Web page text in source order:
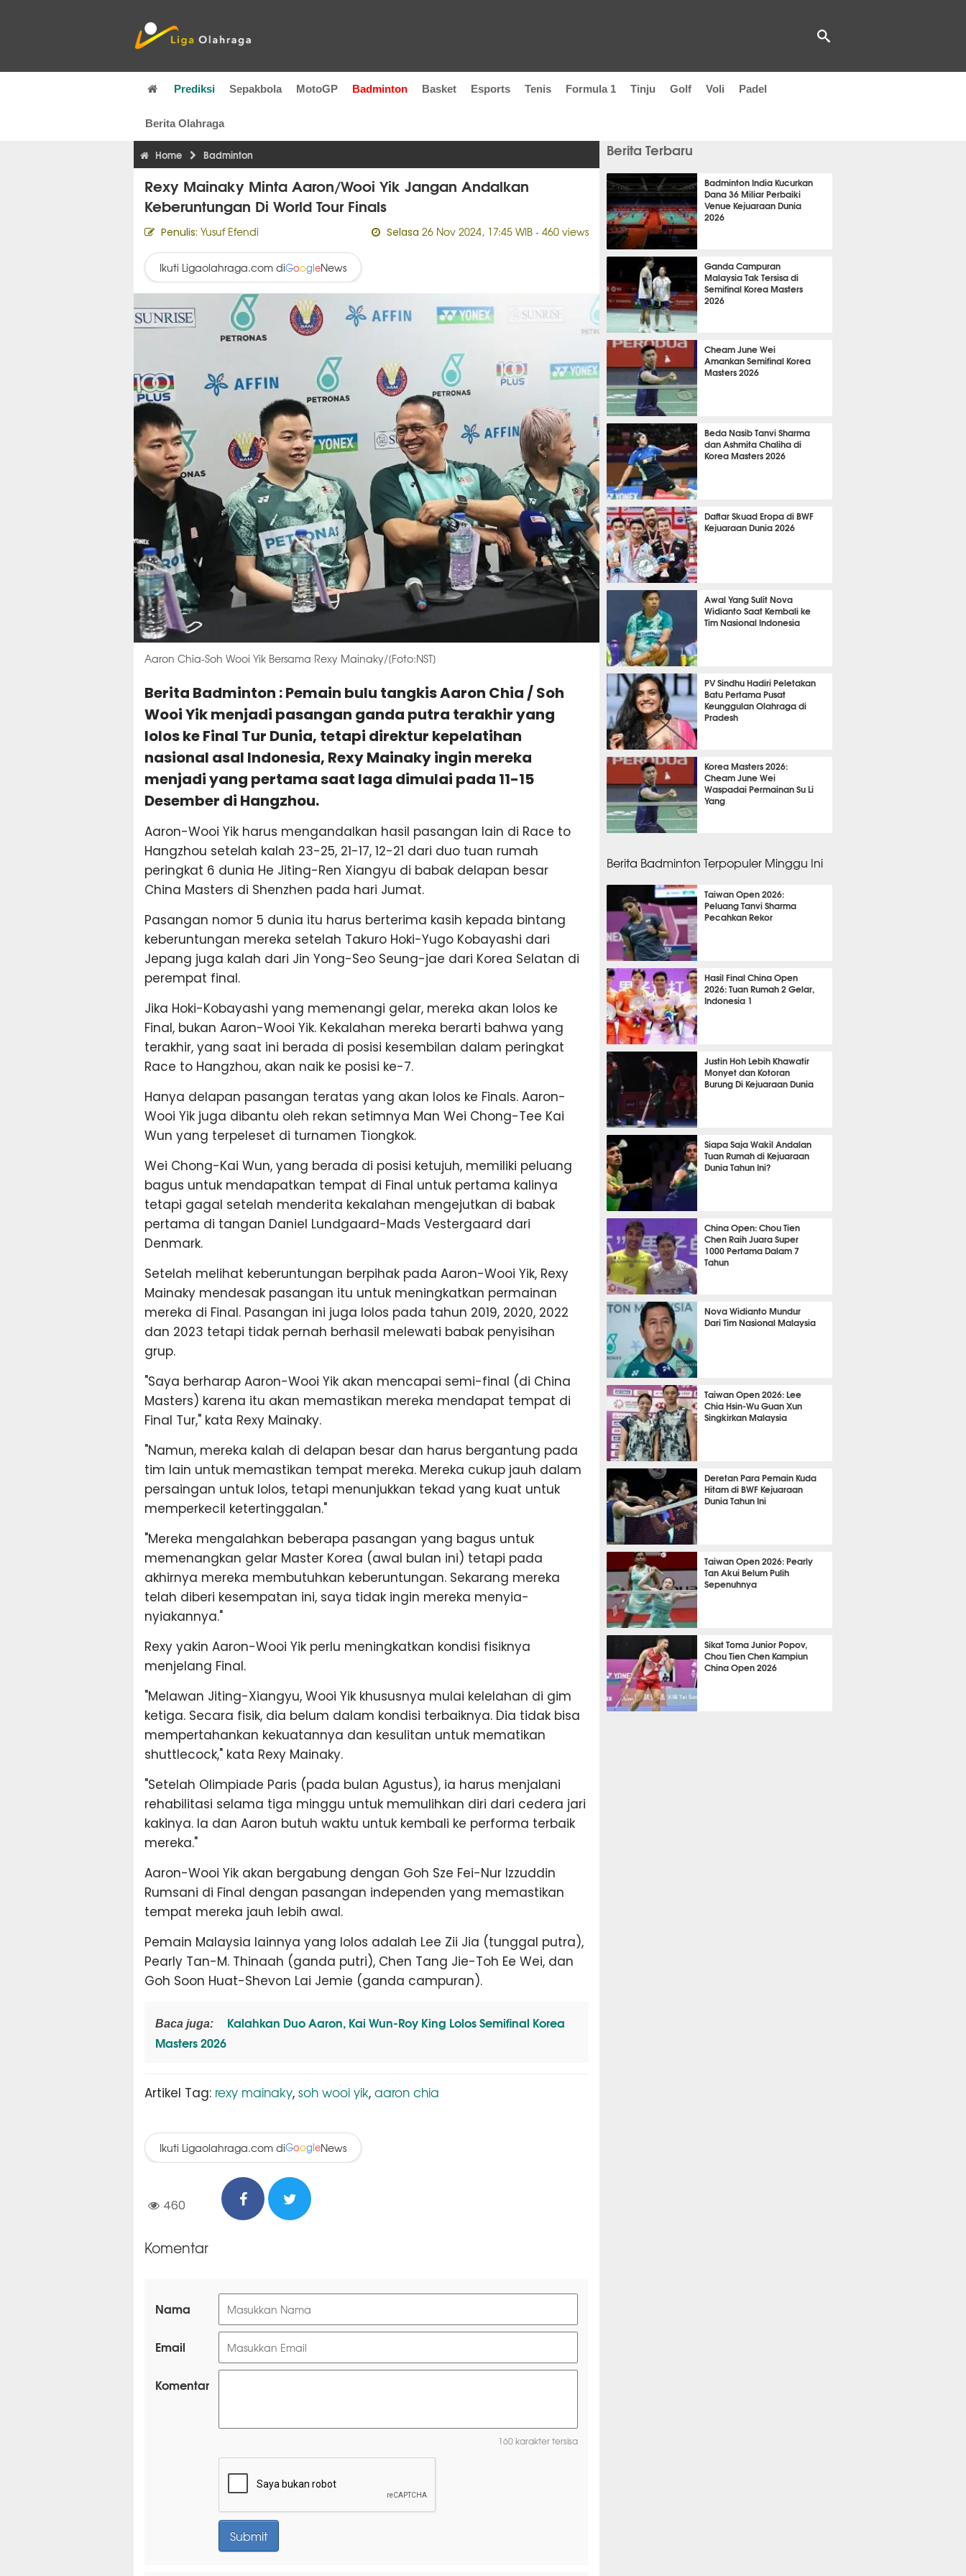
Prediksi Sepakbola MotoGP Badminton Basket Esports Tenis Formula 1 Tinju Golf Voli Padel
Berita Olahraga
Home Badminton
Rexy Mainaky Minta Aaron/Wooi Yik Jangan Andalkan
Keberuntungan Di World Tour Finals
Penulis: Yusuf Efendi Selasa 26 Nov 2024, 17:45 WIB- 460 views
Ikuti Ligaolahraga.com diGoogleNews
Aaron Chia-Soh Wooi Yik Bersama Rexy Mainaky/[Foto:NST]
Berita Badminton : Pemain bulu tangkis Aaron Chia / Soh
Wooi Yik menjadi pasangan ganda putra terakhir yang
lolos ke Final Tur Dunia, tetapi direktur kepelatihan
nasional asal Indonesia, Rexy Mainaky ingin mereka
menjadi yang pertama saat laga dimulai pada 11-15
Desember di Hangzhou.
Aaron-Wooi Yik harus mengandalkan hasil pasangan lain di Race to
Hangzhou setelah kalah 23-25, 21-17, 12-21 dari duo tuan rumah
peringkat 6 dunia He Jiting-Ren Xiangyu di babak delapan besar
China Masters di Shenzhen pada hari Jumat.
Pasangan nomor 5 dunia itu harus berterima kasih kepada bintang
keberuntungan mereka setelah Takuro Hoki-Yugo Kobayashi dari
Jepang juga kalah dari Jin Yong-Seo Seung-jae dari Korea Selatan di
perempat final.
Jika Hoki-Kobayashi yang memenangi gelar, mereka akan lolos ke
Final, bukan Aaron-Wooi Yik. Kekalahan mereka berarti bahwa yang
terakhir, yang saat ini berada di posisi kesembilan dalam peringkat
Race to Hangzhou, akan naik ke posisi ke-7.
Hanya delapan pasangan teratas yang akan lolos ke Finals. Aaron-
Wooi Yik juga dibantu oleh rekan setimnya Man Wei Chong-Tee Kai
Wun yang terpeleset di turnamen Tiongkok.
Wei Chong-Kai Wun, yang berada di posisi ketujuh, memiliki peluang
bagus untuk mendapatkan tempat di Final untuk pertama kalinya
tetapi gagal setelah menderita kekalahan mengejutkan di babak
pertama di tangan Daniel Lundgaard-Mads Vestergaard dari
Denmark.
Setelah melihat keberuntungan berpihak pada Aaron-Wooi Yik, Rexy
Mainaky mendesak pasangan itu untuk meningkatkan permainan
mereka di Final. Pasangan ini juga lolos pada tahun 2019, 2020, 2022
dan 2023 tetapi tidak pernah berhasil melewati babak penyisihan
grup.
"Saya berharap Aaron-Wooi Yik akan mencapai semi-final (di China
Masters) karena itu akan memastikan mereka mendapat tempat di
Final Tur," kata Rexy Mainaky.
"Namun, mereka kalah di delapan besar dan harus bergantung pada
tim lain untuk memastikan tempat mereka. Mereka cukup jauh dalam
persaingan untuk lolos, tetapi menunjukkan tekad yang kuat untuk
memperkecil ketertinggalan."
"Mereka mengalahkan beberapa pasangan yang bagus untuk
memenangkan gelar Master Korea (awal bulan ini) tetapi pada
akhirnya mereka membutuhkan keberuntungan. Sekarang mereka
telah diberi kesempatan ini, saya tidak ingin mereka menyia-
nyiakannya."
Rexy yakin Aaron-Wooi Yik perlu meningkatkan kondisi fisiknya
menjelang Final.
"Melawan Jiting-Xiangyu, Wooi Yik khususnya mulai kelelahan di gim
ketiga. Secara fisik, dia belum dalam kondisi terbaiknya. Dia tidak bisa
mempertahankan kekuatannya dan kesulitan untuk mematikan
shuttlecock," kata Rexy Mainaky.
"Setelah Olimpiade Paris (pada bulan Agustus), ia harus menjalani
rehabilitasi selama tiga minggu untuk memulihkan diri dari cedera jari
kakinya. Ia dan Aaron butuh waktu untuk kembali ke performa terbaik
mereka."
Aaron-Wooi Yik akan bergabung dengan Goh Sze Fei-Nur Izzuddin
Rumsani di Final dengan pasangan independen yang memastikan
tempat mereka jauh lebih awal.
Pemain Malaysia lainnya yang lolos adalah Lee Zii Jia (tunggal putra),
Pearly Tan-M. Thinaah (ganda putri), Chen Tang Jie-Toh Ee Wei, dan
Goh Soon Huat-Shevon Lai Jemie (ganda campuran).
Baca juga:
Kalahkan Duo Aaron, Kai Wun-Roy King Lolos Semifinal Korea
Masters 2026
Artikel Tag: rexy mainaky, soh wooi yik, aaron chia
Ikuti Ligaolahraga.com diGoogleNews
460
Komentar
Nama
Email
Komentar
160 karakter tersisa
Berita Terbaru
Badminton India Kucurkan
Dana 36 Miliar Perbaiki
Venue Kejuaraan Dunia
2026
23 menit 16 detik lalu
Ganda Campuran
Malaysia Tak Tersisa di
Semifinal Korea Masters
2026
2 jam 24 menit lalu
Cheam June Wei
Amankan Semifinal Korea
Masters 2026
3 jam 23 menit lalu
Beda Nasib Tanvi Sharma
dan Ashmita Chaliha di
Korea Masters 2026
4 jam 8 menit lalu
Daftar Skuad Eropa di BWF
Kejuaraan Dunia 2026
7 jam 23 menit lalu
Awal Yang Sulit Nova
Widianto Saat Kembali ke
Tim Nasional Indonesia
10 jam 8 menit lalu
PV Sindhu Hadiri Peletakan
Batu Pertama Pusat
Keunggulan Olahraga di
Pradesh
10 jam 23 menit lalu
Korea Masters 2026:
Cheam June Wei
Waspadai Permainan Su Li
Yang
Berita Badminton Terpopuler Minggu Ini
Taiwan Open 2026:
Peluang Tanvi Sharma
Pecahkan Rekor
BADMINTON
Hasil Final China Open
2026: Tuan Rumah 2 Gelar,
Indonesia 1
BADMINTON
Justin Hoh Lebih Khawatir
Monyet dan Kotoran
Burung Di Kejuaraan Dunia
BADMINTON
Siapa Saja Wakil Andalan
Tuan Rumah di Kejuaraan
Dunia Tahun Ini?
BADMINTON
China Open: Chou Tien
Chen Raih Juara Super
1000 Pertama Dalam 7
Tahun
BADMINTON
Nova Widianto Mundur
Dari Tim Nasional Malaysia
BADMINTON
Taiwan Open 2026: Lee
Chia Hsin-Wu Guan Xun
Singkirkan Malaysia
BADMINTON
Deretan Para Pemain Kuda
Hitam di BWF Kejuaraan
Dunia Tahun Ini
BADMINTON
Taiwan Open 2026: Pearly
Tan Akui Belum Pulih
Sepenuhnya
BADMINTON
Sikat Toma Junior Popov,
Chou Tien Chen Kampiun
China Open 2026